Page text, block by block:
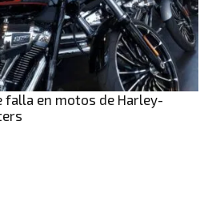
falla en motos de Harley-